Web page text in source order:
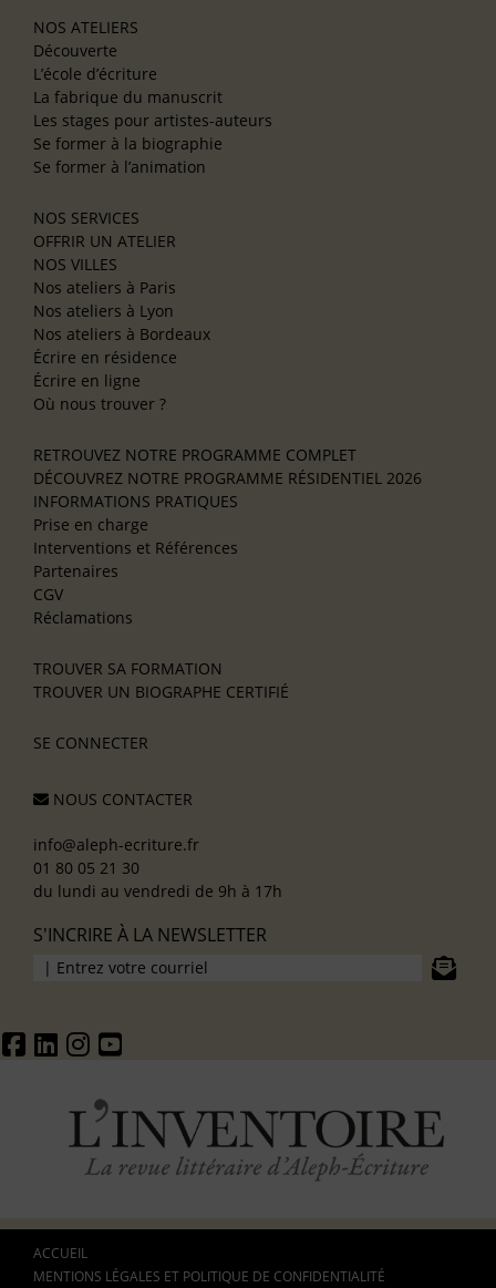
NOS ATELIERS
Découverte
L’école d’écriture
La fabrique du manuscrit
Les stages pour artistes-auteurs
Se former à la biographie
Se former à l’animation
NOS SERVICES
OFFRIR UN ATELIER
NOS VILLES
Nos ateliers à Paris
Nos ateliers à Lyon
Nos ateliers à Bordeaux
Écrire en résidence
Écrire en ligne
Où nous trouver ?
RETROUVEZ NOTRE PROGRAMME COMPLET
DÉCOUVREZ NOTRE PROGRAMME RÉSIDENTIEL 2026
INFORMATIONS PRATIQUES
Prise en charge
Interventions et Références
Partenaires
CGV
Réclamations
TROUVER SA FORMATION
TROUVER UN BIOGRAPHE CERTIFIÉ
SE CONNECTER
NOUS CONTACTER
info@aleph-ecriture.fr
01 80 05 21 30
du lundi au vendredi de 9h à 17h
S'INCRIRE À LA NEWSLETTER
ACCUEIL
MENTIONS LÉGALES ET POLITIQUE DE CONFIDENTIALITÉ